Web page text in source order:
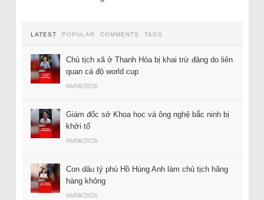
LATEST POPULAR COMMENTS TAGS
Chủ tịch xã ở Thanh Hóa bị khai trừ đảng do liên
quan cá độ world cup
06/08/2026
Giám đốc sở Khoa học và ông nghệ bắc ninh bị
khởi tố
06/08/2026
Con dâu tỷ phú Hồ Hùng Anh làm chủ tịch hãng
hàng không
06/08/2026